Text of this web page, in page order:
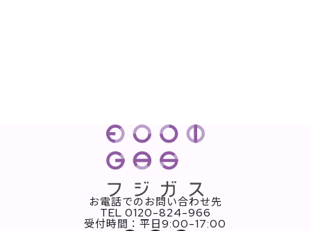
お電話でのお問い合わせ先
TEL 0120-824-966
受付時間：平日9:00-17:00